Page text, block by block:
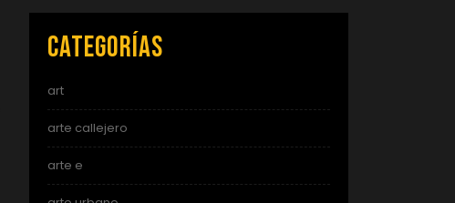
Categorías
art
arte callejero
arte e